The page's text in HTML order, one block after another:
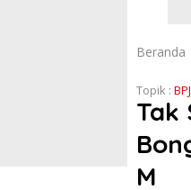
Beranda
Topik :
Tak
M